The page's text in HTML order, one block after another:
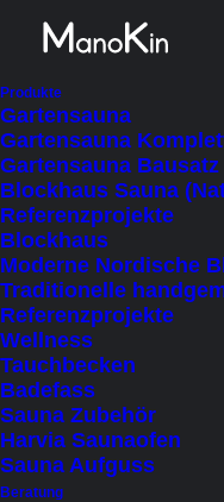
Produkte
Gartensauna
Gartensauna
Gartensauna Bausatz
Blockhaus Sauna
Referenzprojekte
Blockhaus
Moderne Nordische
Traditionelle
Referenzprojekte
Wellness
Tauchbecken
Badefass
Sauna Zubehör
Harvia Saunaofen
Sauna Aufguss
Beratung
Start
Integr.